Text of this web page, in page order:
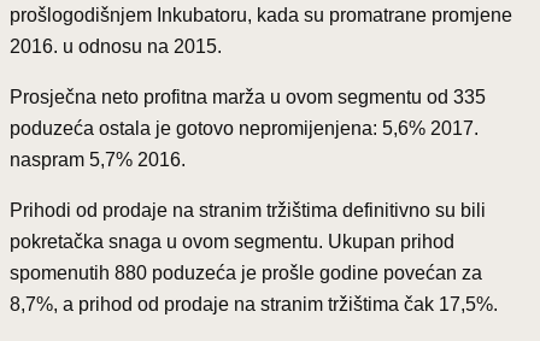
prošlogodišnjem Inkubatoru, kada su promatrane promjene
2016. u odnosu na 2015.
Prosječna neto profitna marža u ovom segmentu od 335
poduzeća ostala je gotovo nepromijenjena: 5,6% 2017.
naspram 5,7% 2016.
Prihodi od prodaje na stranim tržištima definitivno su bili
pokretačka snaga u ovom segmentu. Ukupan prihod
spomenutih 880 poduzeća je prošle godine povećan za
8,7%, a prihod od prodaje na stranim tržištima čak 17,5%.